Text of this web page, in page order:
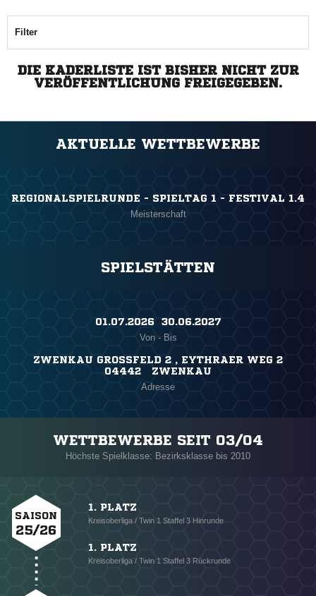
Filter
DIE KADERLISTE IST BISHER NICHT ZUR
VERÖFFENTLICHUNG FREIGEGEBEN.
AKTUELLE WETTBEWERBE
REGIONALSPIELRUNDE - SPIELTAG 1 - FESTIVAL 1.4
Meisterschaft
SPIELSTÄTTEN
01.07.2026 ​ 30.06.2027
Von - Bis
ZWENKAU GROSSFELD 2 , EYTHRAER WEG 2
04442 ZWENKAU
Adresse
WETTBEWERBE SEIT 03/04
Höchste Spielklasse: Bezirksklasse bis 2010
SAISON
25/26
1. PLATZ
Kreisoberliga / Twin 1 Staffel 3 Hinrunde
1. PLATZ
Kreisoberliga / Twin 1 Staffel 3 Rückrunde